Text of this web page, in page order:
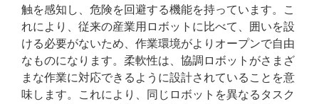
触を感知し、危険を回避する機能を持っています。こ
れにより、従来の産業用ロボットに比べて、囲いを設
ける必要がないため、作業環境がよりオープンで自由
なものになります。柔軟性は、協調ロボットがさまざ
まな作業に対応できるように設計されていることを意
味します。これにより、同じロボットを異なるタスク